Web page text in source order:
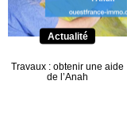
Actualité
Travaux : obtenir une aide
de l’Anah